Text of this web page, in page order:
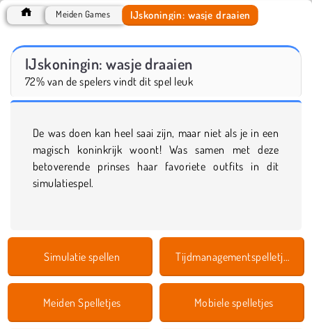
Meiden Games IJskoningin: wasje draaien
IJskoningin: wasje draaien
72% van de spelers vindt dit spel leuk
De was doen kan heel saai zijn, maar niet als je in een
magisch koninkrijk woont! Was samen met deze
betoverende prinses haar favoriete outfits in dit
simulatiespel.
Simulatie spellen Tijdmanagementspelletjes
Meiden Spelletjes Mobiele spelletjes